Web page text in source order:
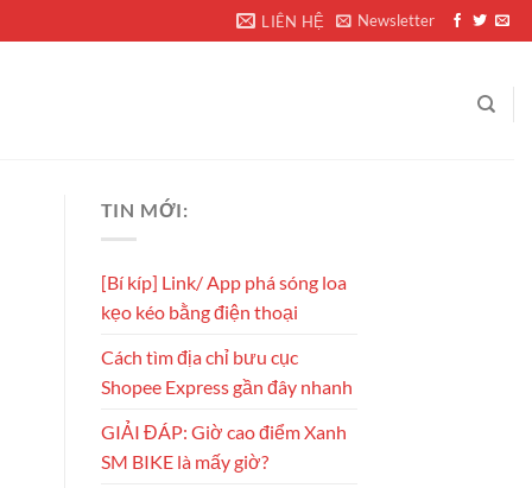
LIÊN HỆ Newsletter
TIN MỚI:
[Bí kíp] Link/ App phá sóng loa
kẹo kéo bằng điện thoại
Cách tìm địa chỉ bưu cục
Shopee Express gần đây nhanh
GIẢI ĐÁP: Giờ cao điểm Xanh
SM BIKE là mấy giờ?